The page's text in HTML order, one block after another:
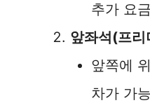
추가 요
앞좌석(프리
앞쪽에
차가 가